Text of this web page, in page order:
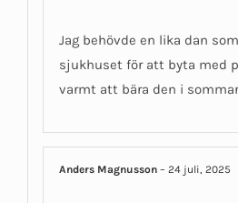
Jag behövde en lika dan
sjukhuset för att byta med
varmt att bära den i
Anders Magnusson– 24 juli, 2025